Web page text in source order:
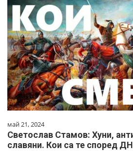
май 21, 2024
Светослав Стамов: Хуни,
славяни. Кои са те според